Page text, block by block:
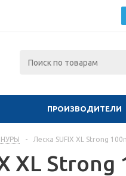
ПРОИЗВОДИТЕЛИ
- Леска SUFIX XL Strong
XL Strong